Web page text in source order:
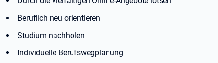
Beruflich neu orientieren
Studium nachholen
Individuelle Berufswegplanung